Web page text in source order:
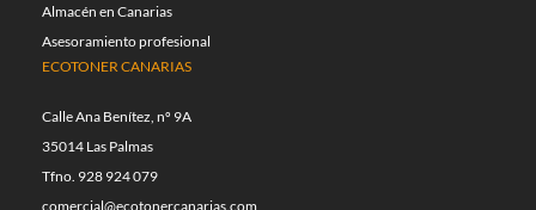
Almacén en Canarias
Asesoramiento profesional
ECOTONER CANARIAS
Calle Ana Benítez, nº 9A
35014 Las Palmas
Tfno. 928 924 079
comercial@ecotonercanarias.com